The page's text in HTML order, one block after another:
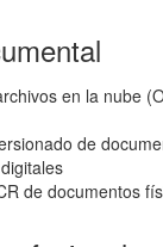
en la nube
de
de documentos